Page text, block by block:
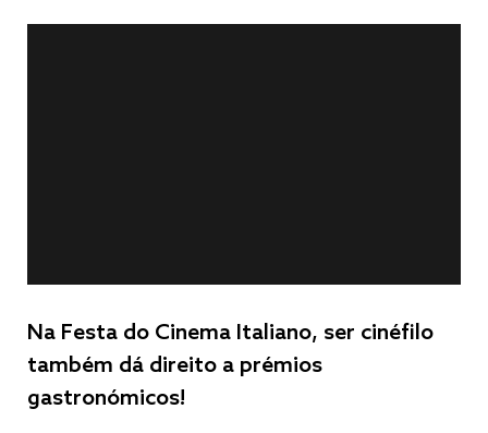
Na Festa do Cinema Italiano, ser cinéfilo
também dá direito a prémios
gastronómicos!